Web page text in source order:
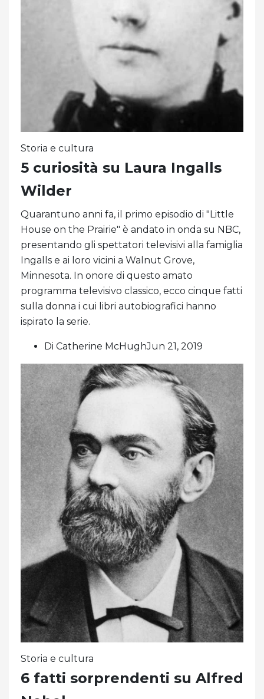
Storia e cultura
5 curiosità su Laura Ingalls
Wilder
Quarantuno anni fa, il primo episodio di "Little
House on the Prairie" è andato in onda su NBC,
presentando gli spettatori televisivi alla famiglia
Ingalls e ai loro vicini a Walnut Grove,
Minnesota. In onore di questo amato
programma televisivo classico, ecco cinque fatti
sulla donna i cui libri autobiografici hanno
ispirato la serie.
Di Catherine McHughJun 21, 2019
Storia e cultura
6 fatti sorprendenti su Alfred